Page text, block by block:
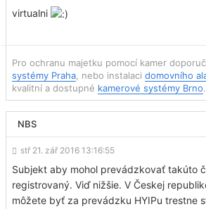
virtualni
Pro ochranu majetku pomocí kamer
systémy Praha , nebo instalaci domovního
kvalitní a dostupné kamerové systémy Brno.
NBS
stř 21. zář 2016 13:16:55
Subjekt aby mohol prevádzkovať takúto
registrovaný. Viď nižšie. V Českej
môžete byť za prevádzku HYIPu trestne